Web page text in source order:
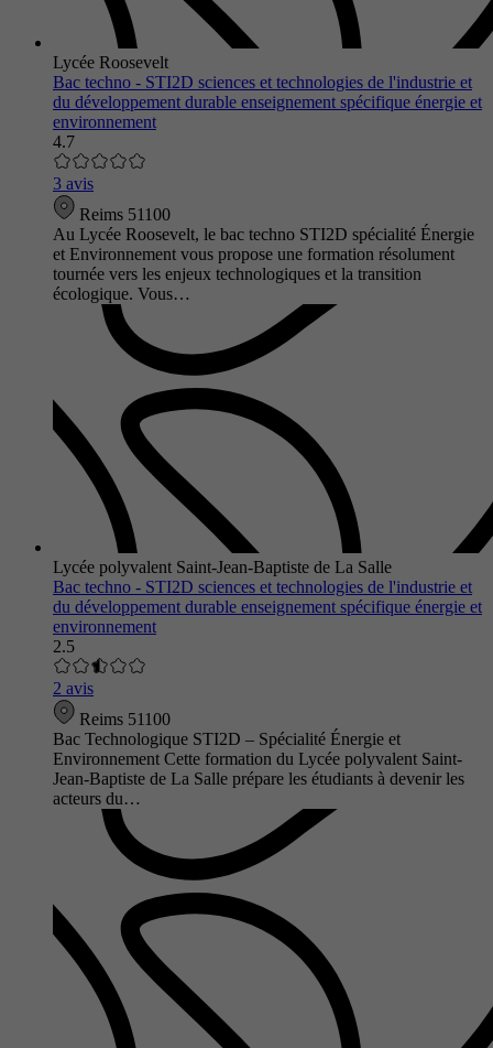
Lycée Roosevelt
Bac techno - STI2D sciences et technologies de l'industrie et
du développement durable enseignement spécifique énergie et
environnement
4.7
3 avis
Reims 51100
Au Lycée Roosevelt, le bac techno STI2D spécialité Énergie
et Environnement vous propose une formation résolument
tournée vers les enjeux technologiques et la transition
écologique. Vous…
Lycée polyvalent Saint-Jean-Baptiste de La Salle
Bac techno - STI2D sciences et technologies de l'industrie et
du développement durable enseignement spécifique énergie et
environnement
2.5
2 avis
Reims 51100
Bac Technologique STI2D – Spécialité Énergie et
Environnement Cette formation du Lycée polyvalent Saint-
Jean-Baptiste de La Salle prépare les étudiants à devenir les
acteurs du…